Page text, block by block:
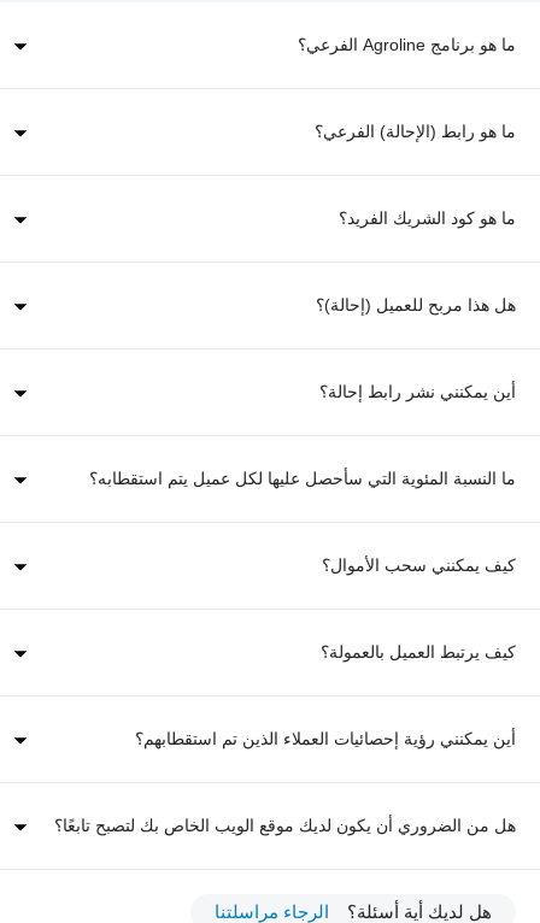
ما هو برنامج Agroline الفرعي؟
ما هو رابط (الإحالة) الفرعي؟
ما هو كود الشريك الفريد؟
هل هذا مربح للعميل (إحالة)؟
أين يمكنني نشر رابط إحالة؟
ما النسبة المئوية التي سأحصل عليها لكل عميل يتم استقطابه؟
كيف يمكنني سحب الأموال؟
كيف يرتبط العميل بالعمولة؟
أين يمكنني رؤية إحصائيات العملاء الذين تم استقطابهم؟
هل من الضروري أن يكون لديك موقع الويب الخاص بك لتصبح تابعًا؟
هل لديك أية أسئلة؟ الرجاء مراسلتنا